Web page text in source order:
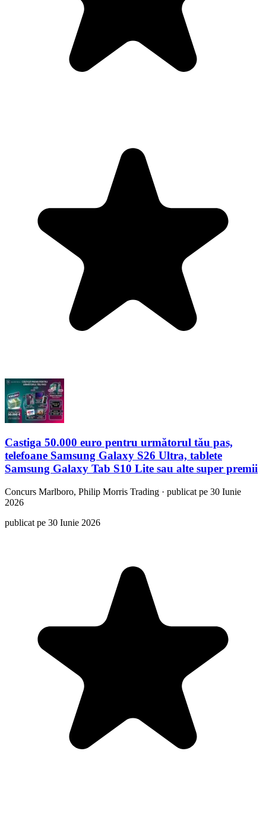
Castiga 50.000 euro pentru următorul tău pas,
telefoane Samsung Galaxy S26 Ultra, tablete
Samsung Galaxy Tab S10 Lite sau alte super premii
Concurs Marlboro, Philip Morris Trading · publicat pe 30 Iunie
2026
publicat pe 30 Iunie 2026